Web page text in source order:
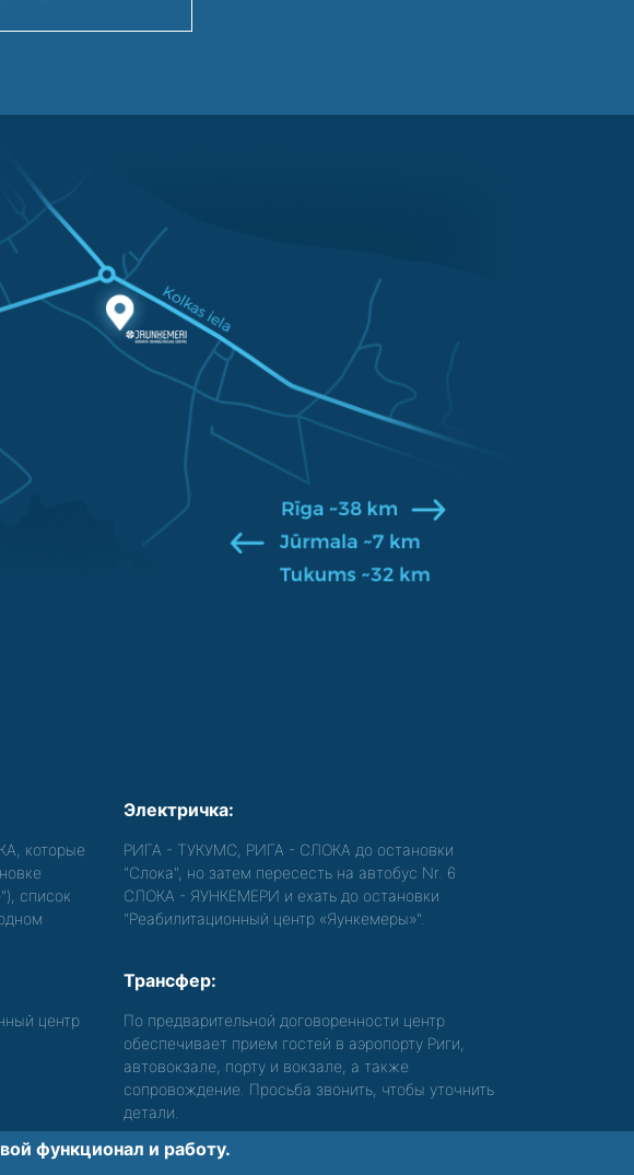
которые
список
Электричка:
РИГА - ТУКУМС, РИГА - СЛОКА до остановки
"Слока", но затем пересесть на автобус Nr. 6
СЛОКА - ЯУНКЕМЕРИ и ехать до остановки
"Реабилитационный центр «Яункемеры»".
центр
Трансфер:
По предварительной договоренности центр
обеспечивает прием гостей в аэропорту Риги,
автовокзале, порту и вокзале, а также
сопровождение. Просьба звонить, чтобы уточнить
детали.
функционал и работу.